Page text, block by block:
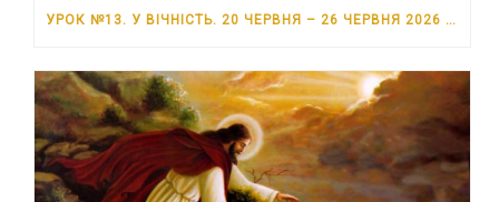
УРОК №13. У ВІЧНІСТЬ. 20 ЧЕРВНЯ – 26 ЧЕРВНЯ 2026 РОКУ